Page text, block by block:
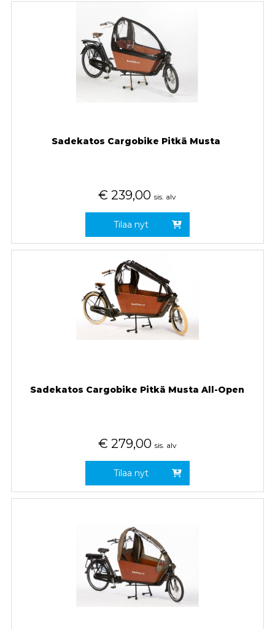
Sadekatos Cargobike Pitkä Musta
€ 239,00 sis. alv
Tilaa nyt
Sadekatos Cargobike Pitkä Musta All-Open
€ 279,00 sis. alv
Tilaa nyt